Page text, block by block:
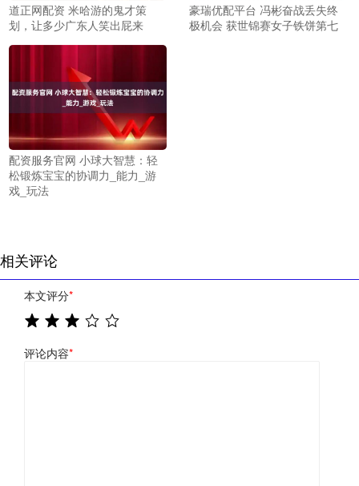
道正网配资 米哈游的鬼才策
划，让多少广东人笑出屁来
豪瑞优配平台 冯彬奋战丢失终
极机会 获世锦赛女子铁饼第七
配资服务官网 小球大智慧：轻
松锻炼宝宝的协调力_能力_游
戏_玩法
相关评论
本文评分*
评论内容*